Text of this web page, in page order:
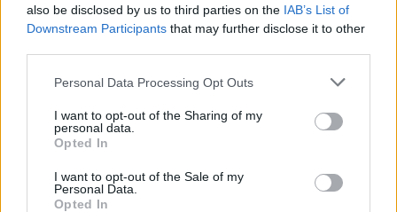
also be disclosed by us to third parties on the IAB’s List of
Downstream Participants that may further disclose it to other
Please note that this website/app uses one or more Google
not limited to your visit or usage behaviour. You may click to
grant or deny consent to Google and its third-party tags to
use your data for below specified purposes in below Google
consent section.
Personal Data Processing Opt Outs
I want to opt-out of the Sharing of my
personal data.
Opted In
I want to opt-out of the Sale of my
Personal Data.
Opted In
2000 /2000
Υποβολή σχολίου
Όροι Χρήσης